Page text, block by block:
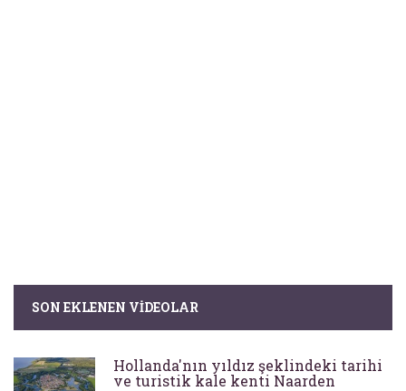
SON EKLENEN VIDEOLAR
Hollanda'nın yıldız şeklindeki tarihi
ve turistik kale kenti Naarden